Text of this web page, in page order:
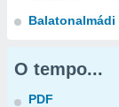
Balatonalmádi
O tempo...
PDF